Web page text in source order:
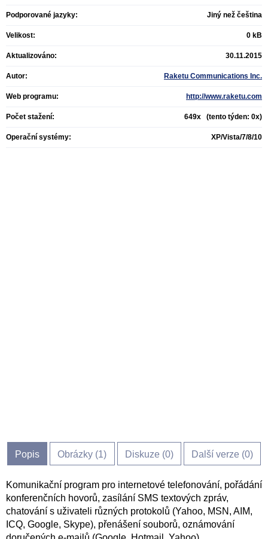
Podporované jazyky: Jiný než čeština
Velikost: 0 kB
Aktualizováno: 30.11.2015
Autor: Raketu Communications Inc.
Web programu: http://www.raketu.com
Počet stažení: 649x (tento týden: 0x)
Operační systémy: XP/Vista/7/8/10
Popis Obrázky (1) Diskuze (0) Další verze (0)
Komunikační program pro internetové telefonování, pořádání
konferenčních hovorů, zasílání SMS textových zpráv,
chatování s uživateli různých protokolů (Yahoo, MSN, AIM,
ICQ, Google, Skype), přenášení souborů, oznámování